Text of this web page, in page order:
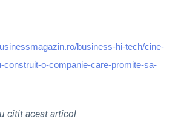
business-hi-tech/cine-
construit-o-companie-care-promite-sa-
citit acest articol.